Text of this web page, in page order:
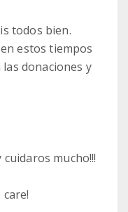
todos bien.
estos tiempos
donaciones y
mucho!!!